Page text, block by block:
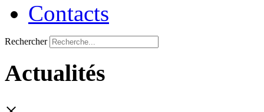
Contacts
Rechercher
Actualités